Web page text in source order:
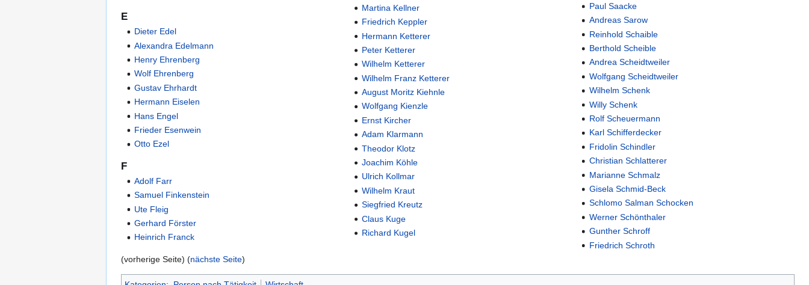
E
Dieter Edel
Alexandra Edelmann
Henry Ehrenberg
Wolf Ehrenberg
Gustav Ehrhardt
Hermann Eiselen
Hans Engel
Frieder Esenwein
Otto Ezel
F
Adolf Farr
Samuel Finkenstein
Ute Fleig
Gerhard Förster
Heinrich Franck
Martina Kellner
Friedrich Keppler
Hermann Ketterer
Peter Ketterer
Wilhelm Ketterer
Wilhelm Franz Ketterer
August Moritz Kiehnle
Wolfgang Kienzle
Ernst Kircher
Adam Klarmann
Theodor Klotz
Joachim Köhle
Ulrich Kollmar
Wilhelm Kraut
Siegfried Kreutz
Claus Kuge
Richard Kugel
Paul Saacke
Andreas Sarow
Reinhold Schaible
Berthold Scheible
Andrea Scheidtweiler
Wolfgang Scheidtweiler
Wilhelm Schenk
Willy Schenk
Rolf Scheuermann
Karl Schifferdecker
Fridolin Schindler
Christian Schlatterer
Marianne Schmalz
Gisela Schmid-Beck
Schlomo Salman Schocken
Werner Schönthaler
Gunther Schroff
Friedrich Schroth
(vorherige Seite) (nächste Seite)